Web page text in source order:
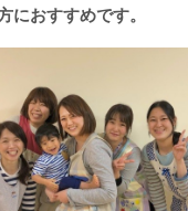
おすすめです。